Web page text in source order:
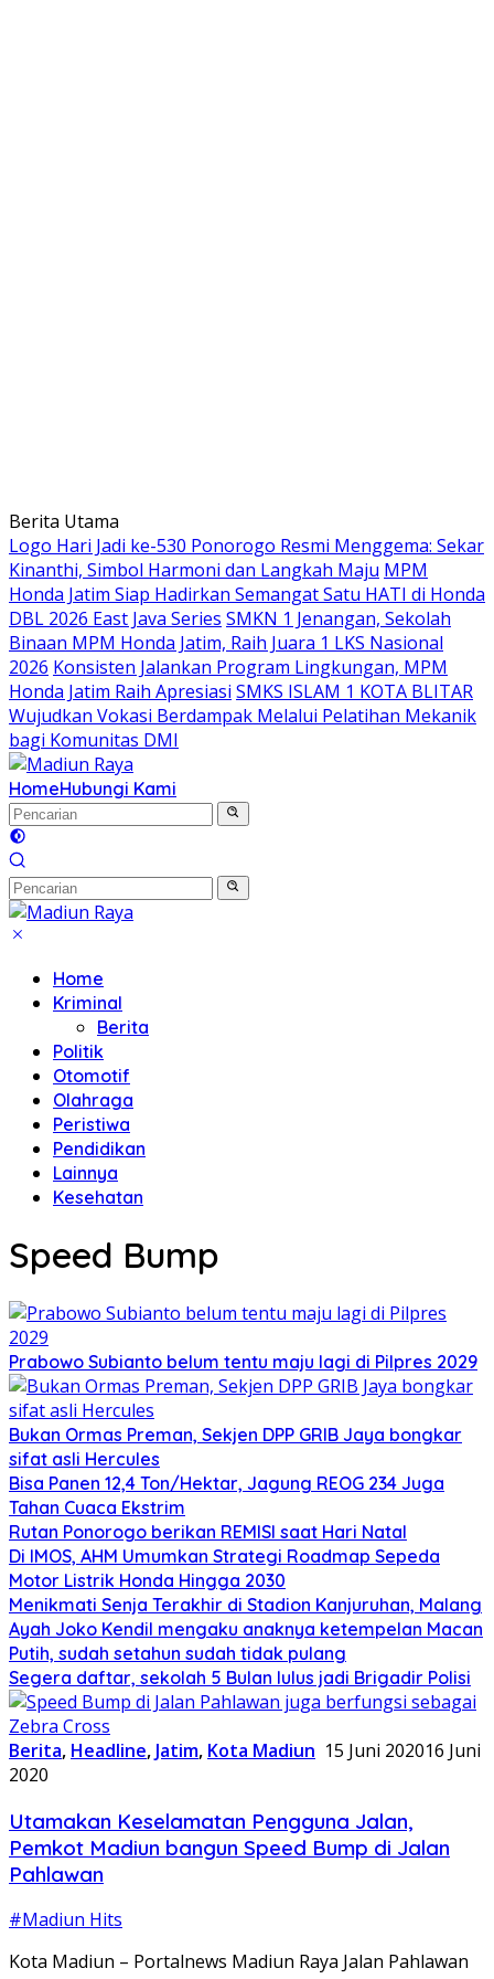
Langsung
ke
konten
Berita Utama
Logo Hari Jadi ke-530 Ponorogo Resmi Menggema: Sekar
Kinanthi, Simbol Harmoni dan Langkah Maju MPM
Honda Jatim Siap Hadirkan Semangat Satu HATI di Honda
DBL 2026 East Java Series SMKN 1 Jenangan, Sekolah
Binaan MPM Honda Jatim, Raih Juara 1 LKS Nasional
2026 Konsisten Jalankan Program Lingkungan, MPM
Honda Jatim Raih Apresiasi SMKS ISLAM 1 KOTA BLITAR
Wujudkan Vokasi Berdampak Melalui Pelatihan Mekanik
bagi Komunitas DMI
HomeHubungi Kami
Home
Kriminal
Berita
Politik
Otomotif
Olahraga
Peristiwa
Pendidikan
Lainnya
Kesehatan
Speed Bump
Prabowo Subianto belum tentu maju lagi di Pilpres 2029
Bukan Ormas Preman, Sekjen DPP GRIB Jaya bongkar
sifat asli Hercules
Bisa Panen 12,4 Ton/Hektar, Jagung REOG 234 Juga
Tahan Cuaca Ekstrim
Rutan Ponorogo berikan REMISI saat Hari Natal
Di IMOS, AHM Umumkan Strategi Roadmap Sepeda
Motor Listrik Honda Hingga 2030
Menikmati Senja Terakhir di Stadion Kanjuruhan, Malang
Ayah Joko Kendil mengaku anaknya ketempelan Macan
Putih, sudah setahun sudah tidak pulang
Segera daftar, sekolah 5 Bulan lulus jadi Brigadir Polisi
Berita, Headline, Jatim, Kota Madiun 15 Juni 202016 Juni
2020
Utamakan Keselamatan Pengguna Jalan,
Pemkot Madiun bangun Speed Bump di Jalan
Pahlawan
#Madiun Hits
Kota Madiun – Portalnews Madiun Raya Jalan Pahlawan